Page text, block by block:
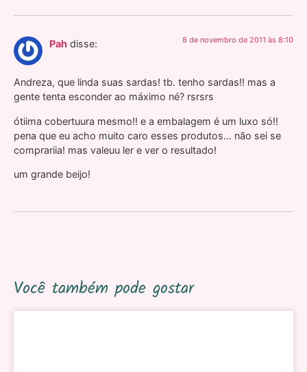
Pah disse: 8 de novembro de 2011 às 8:10
Andreza, que linda suas sardas! tb. tenho sardas!! mas a
gente tenta esconder ao máximo né? rsrsrs
ótiima cobertuura mesmo!! e a embalagem é um luxo só!!
pena que eu acho muito caro esses produtos… não sei se
comprariia! mas valeuu ler e ver o resultado!
um grande beijo!
Você também pode gostar